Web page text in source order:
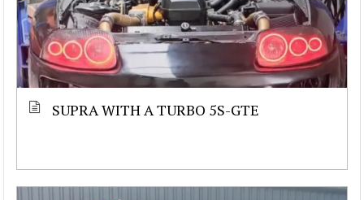
SUPRA WITH A TURBO 5S-GTE